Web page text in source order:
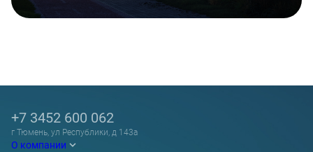
О компании
+7 3452 600 062
г Тюмень, ул Республики, д 143а